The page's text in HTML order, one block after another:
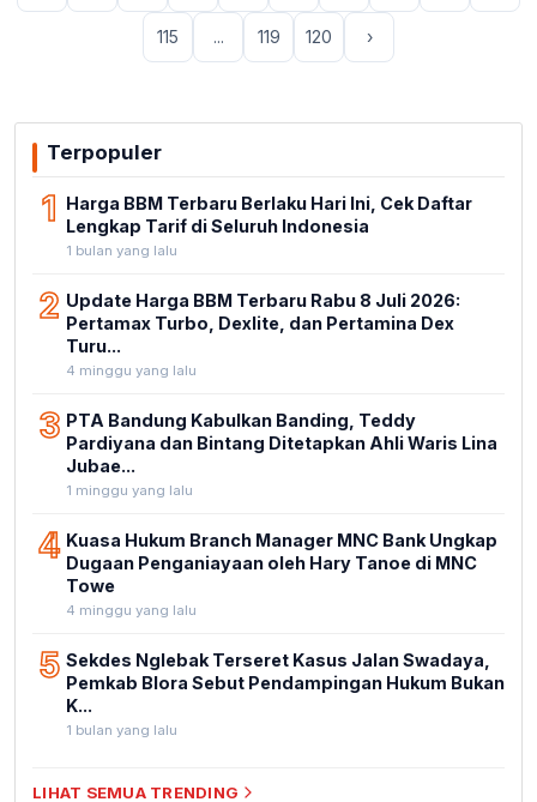
115 ... 119 120 ›
Terpopuler
1 Harga BBM Terbaru Berlaku Hari Ini, Cek Daftar
Lengkap Tarif di Seluruh Indonesia
1 bulan yang lalu
2 Update Harga BBM Terbaru Rabu 8 Juli 2026:
Pertamax Turbo, Dexlite, dan Pertamina Dex
Turu...
4 minggu yang lalu
3 PTA Bandung Kabulkan Banding, Teddy
Pardiyana dan Bintang Ditetapkan Ahli Waris Lina
Jubae...
1 minggu yang lalu
4 Kuasa Hukum Branch Manager MNC Bank Ungkap
Dugaan Penganiayaan oleh Hary Tanoe di MNC
Towe
4 minggu yang lalu
5 Sekdes Nglebak Terseret Kasus Jalan Swadaya,
Pemkab Blora Sebut Pendampingan Hukum Bukan
K...
1 bulan yang lalu
LIHAT SEMUA TRENDING